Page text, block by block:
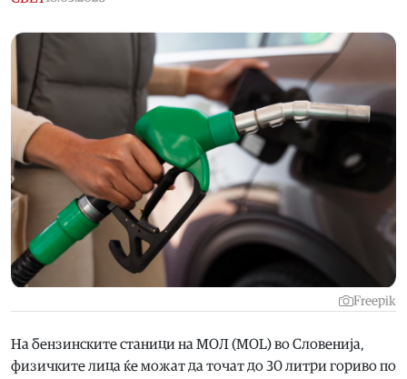
Freepik
На бензинските станици на МОЛ (MOL) во Словенија,
физичките лица ќе можат да точат до 30 литри гориво по